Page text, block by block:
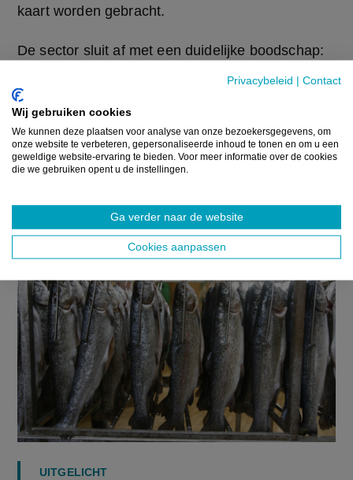
Privacybeleid | Contact
Wij gebruiken cookies
We kunnen deze plaatsen voor analyse van onze bezoekersgegevens, om
onze website te verbeteren, gepersonaliseerde inhoud te tonen en om u een
geweldige website-ervaring te bieden. Voor meer informatie over de cookies
die we gebruiken opent u de instellingen.
Ga verder naar de website
Cookies aanpassen
kaart worden gebracht.
De sector sluit af met een duidelijke boodschap:
mariene bescherming. Alleen dan kunnen
natuurbehoud en voedselproductie hand in hand
gaan.”
“Zonder onze kennis en betrokkenheid worden er
bescherming begint met samenwerking.”
UITGELICHT